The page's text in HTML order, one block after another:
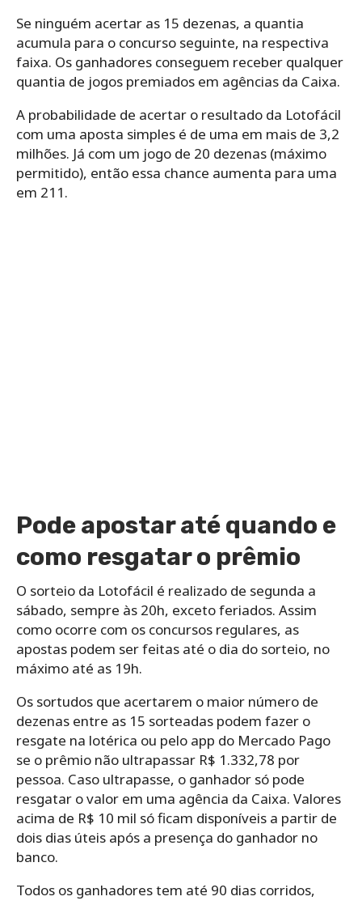
Se ninguém acertar as 15 dezenas, a quantia
acumula para o concurso seguinte, na respectiva
faixa. Os ganhadores conseguem receber qualquer
quantia de jogos premiados em agências da Caixa.
A probabilidade de acertar o resultado da Lotofácil
com uma aposta simples é de uma em mais de 3,2
milhões. Já com um jogo de 20 dezenas (máximo
permitido), então essa chance aumenta para uma
em 211.
Pode apostar até quando e
como resgatar o prêmio
O sorteio da Lotofácil é realizado de segunda a
sábado, sempre às 20h, exceto feriados. Assim
como ocorre com os concursos regulares, as
apostas podem ser feitas até o dia do sorteio, no
máximo até as 19h.
Os sortudos que acertarem o maior número de
dezenas entre as 15 sorteadas podem fazer o
resgate na lotérica ou pelo app do Mercado Pago
se o prêmio não ultrapassar R$ 1.332,78 por
pessoa. Caso ultrapasse, o ganhador só pode
resgatar o valor em uma agência da Caixa. Valores
acima de R$ 10 mil só ficam disponíveis a partir de
dois dias úteis após a presença do ganhador no
banco.
Todos os ganhadores tem até 90 dias corridos,